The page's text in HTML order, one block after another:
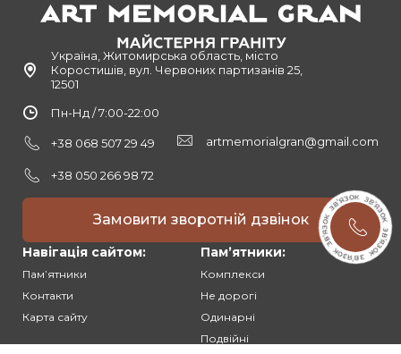
Україна, Житомирська область, місто
Коростишів, вул. Червоних партизанів 25,
12501
Пн-Нд / 7:00-22:00
+38 068 507 29 49
+38 050 266 98 72
artmemorialgran@gmail.com
Замовити зворотній дзвінок
Навігація сайтом:
Памʼятники
Контакти
Карта сайту
Памʼятники:
Комплекси
Не дорогі
Одинарні
Подвійні